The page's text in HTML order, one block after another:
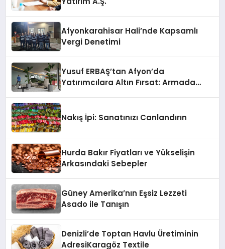
Afyonkarahisar Hali’nde Kapsamlı
Vergi Denetimi
Yusuf ERBAŞ’tan Afyon’da
Yatırımcılara Altın Fırsat: Armada
Nakış İpi: Sanatınızı Canlandırın
Hurda Bakır Fiyatları ve Yükselişin
Arkasındaki Sebepler
Güney Amerika’nın Eşsiz Lezzeti
Asado ile Tanışın
Denizli’de Toptan Havlu Üretiminin
AdresiKaragöz Textile